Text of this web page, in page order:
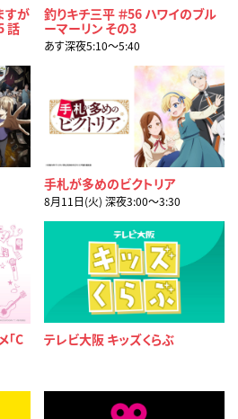
すが
話
釣りキチ三平 ＃56 ハワイのブル
ーマーリン その3
あす深夜5:10〜5:40
手札が多めのビクトリア
8月11日(火) 深夜3:00〜3:30
「C
テレビ大阪 キッズくらぶ